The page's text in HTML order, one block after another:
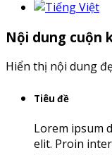
Nội dung cuộn
Hiển thị nội dung
Tiêu đề
Lorem ipsum
elit. Proin